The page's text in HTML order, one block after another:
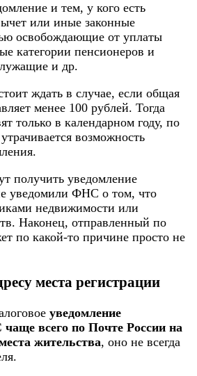
и тем, у кого есть
или иные законные
освобождающие от уплаты
категории пенсионеров и
и др.
ждать в случае, если общая
менее 100 рублей. Тогда
только в календарном году, по
возможность
получить уведомление
уведомили ФНС о том, что
недвижимости или
Наконец, отправленный по
по какой-то причине просто не
места регистрации
уведомление
всего по Почте России на
жительства, оно не всегда